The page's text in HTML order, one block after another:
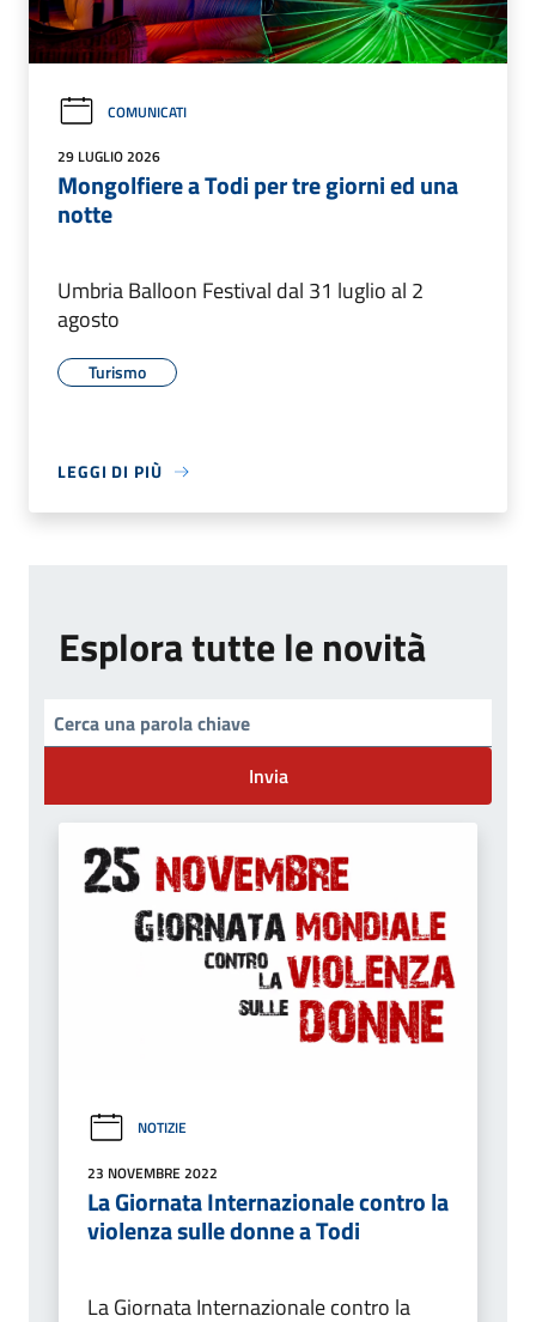
COMUNICATI
29 LUGLIO 2026
Mongolfiere a Todi per tre giorni ed una
notte
Umbria Balloon Festival dal 31 luglio al 2
agosto
Turismo
LEGGI DI PIÙ
Esplora tutte le novità
Invia
NOTIZIE
23 NOVEMBRE 2022
La Giornata Internazionale contro la
violenza sulle donne a Todi
La Giornata Internazionale contro la